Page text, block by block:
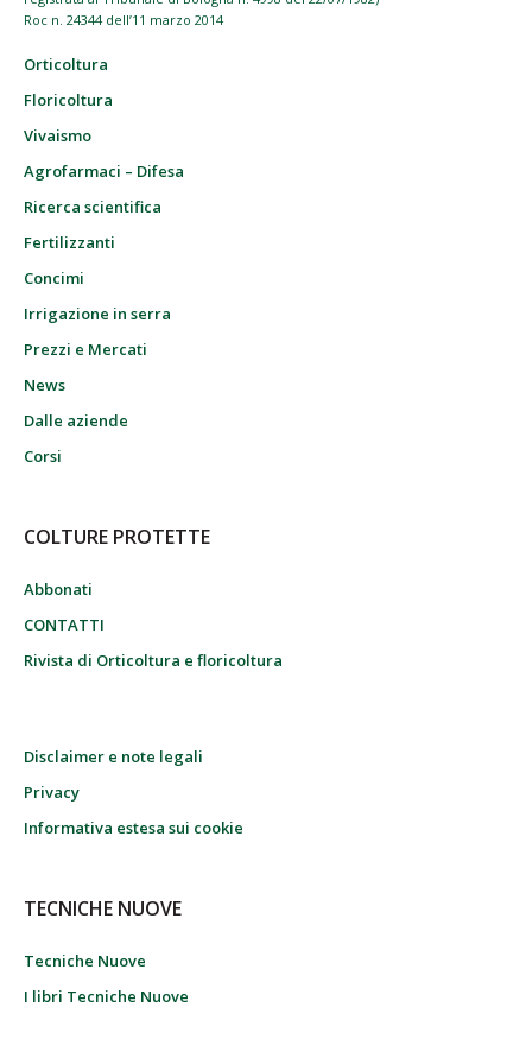
Roc n. 24344 dell’11 marzo 2014
Orticoltura
Floricoltura
Vivaismo
Agrofarmaci – Difesa
Ricerca scientifica
Fertilizzanti
Concimi
Irrigazione in serra
Prezzi e Mercati
News
Dalle aziende
Corsi
COLTURE PROTETTE
Abbonati
CONTATTI
Rivista di Orticoltura e floricoltura
Disclaimer e note legali
Privacy
Informativa estesa sui cookie
TECNICHE NUOVE
Tecniche Nuove
I libri Tecniche Nuove